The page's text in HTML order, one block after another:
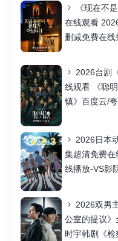
《现在不
在线观看
删减免费在
2026台剧
线观看 《聪
镇》百度云/
2026日本
集超清免费
线播放-VS影
2026双男
公室的提议
时宇韩剧《